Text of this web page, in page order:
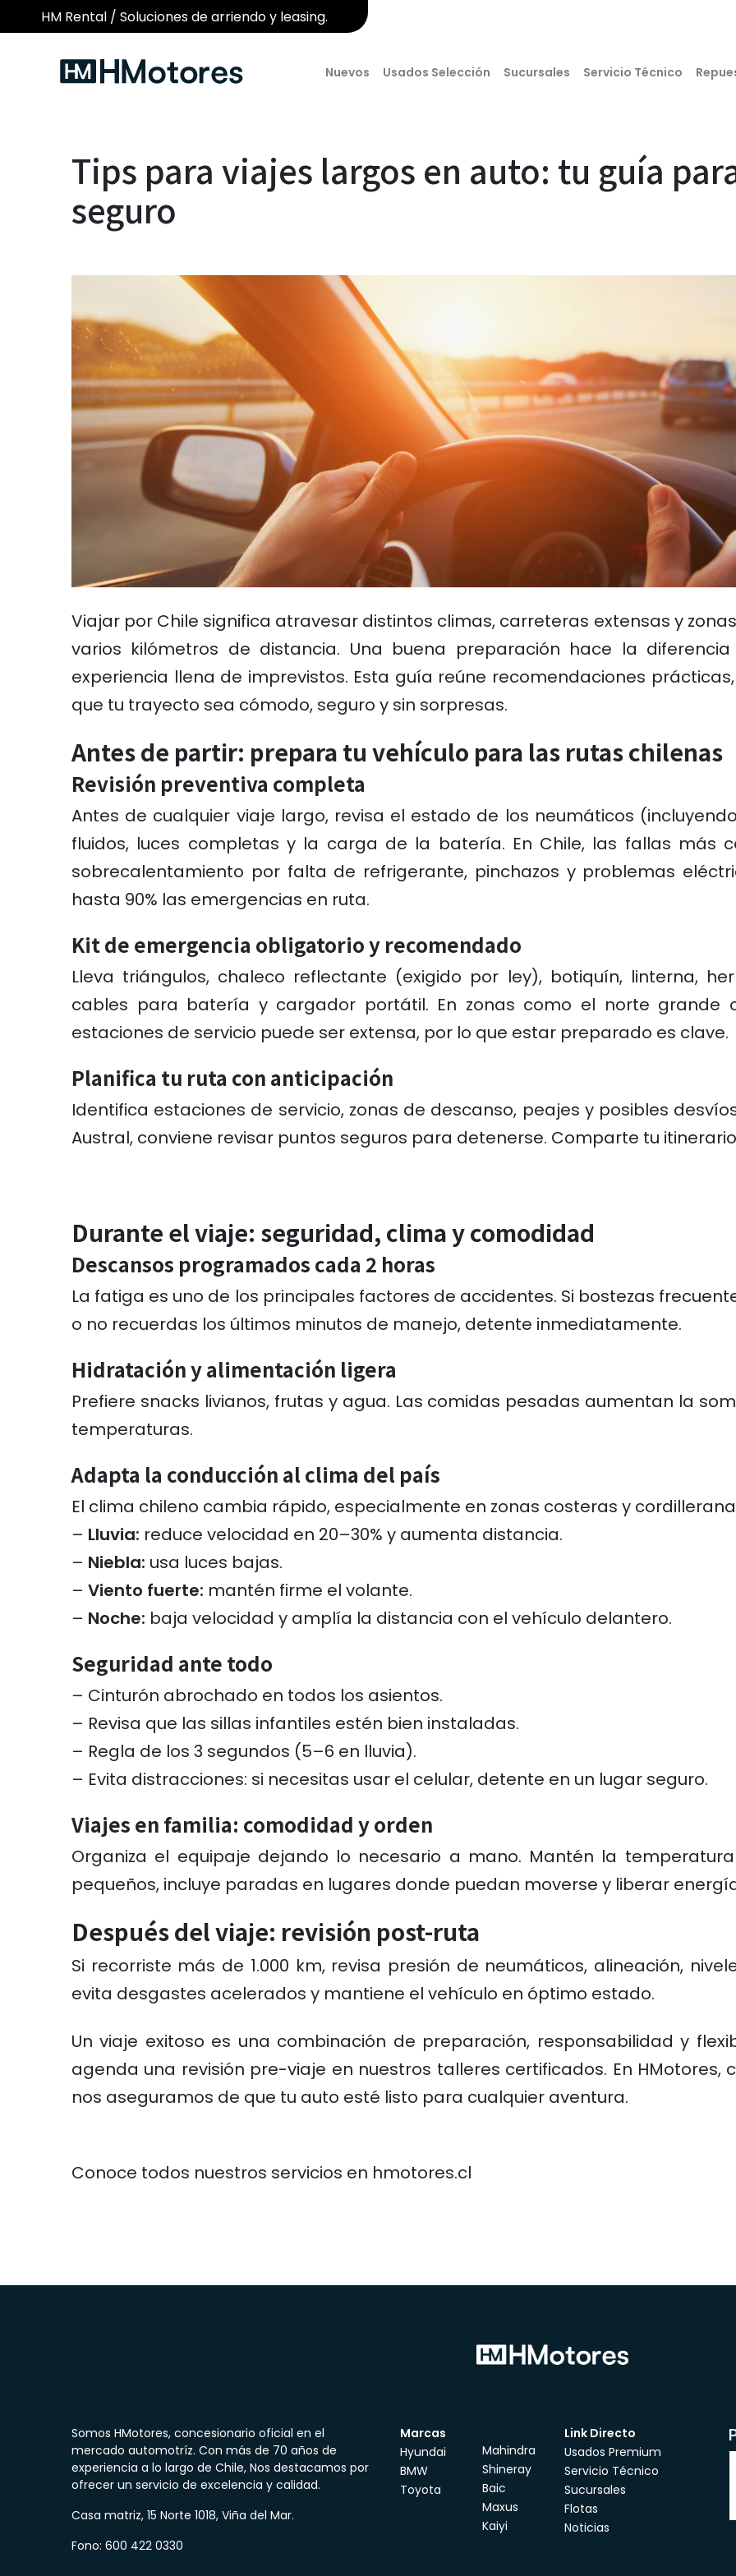
HM Rental / Soluciones de arriendo y leasing.
Nuevos Usados Selección Sucursales Servicio Técnico
Tips para viajes largos en auto: tu guía
seguro
Viajar por Chile significa atravesar distintos climas, carreteras extensas y
varios kilómetros de distancia. Una buena preparación hace la
experiencia llena de imprevistos. Esta guía reúne recomendaciones
que tu trayecto sea cómodo, seguro y sin sorpresas.
Antes de partir: prepara tu vehículo para las rutas chilenas
Revisión preventiva completa
Antes de cualquier viaje largo, revisa el estado de los neumáticos
fluidos, luces completas y la carga de la batería. En Chile, las fallas más
sobrecalentamiento por falta de refrigerante, pinchazos y problemas
hasta 90% las emergencias en ruta.
Kit de emergencia obligatorio y recomendado
Lleva triángulos, chaleco reflectante (exigido por ley), botiquín, linterna,
cables para batería y cargador portátil. En zonas como el norte grande
estaciones de servicio puede ser extensa, por lo que estar preparado es clave.
Planifica tu ruta con anticipación
Identifica estaciones de servicio, zonas de descanso, peajes y posibles
Austral, conviene revisar puntos seguros para detenerse. Comparte tu
Durante el viaje: seguridad, clima y comodidad
Descansos programados cada 2 horas
La fatiga es uno de los principales factores de accidentes. Si bostezas
o no recuerdas los últimos minutos de manejo, detente inmediatamente.
Hidratación y alimentación ligera
Prefiere snacks livianos, frutas y agua. Las comidas pesadas aumentan la
temperaturas.
Adapta la conducción al clima del país
El clima chileno cambia rápido, especialmente en zonas costeras y
– Lluvia: reduce velocidad en 20–30% y aumenta distancia.
– Niebla: usa luces bajas.
– Viento fuerte: mantén firme el volante.
– Noche: baja velocidad y amplía la distancia con el vehículo delantero.
Seguridad ante todo
– Cinturón abrochado en todos los asientos.
– Revisa que las sillas infantiles estén bien instaladas.
– Regla de los 3 segundos (5–6 en lluvia).
– Evita distracciones: si necesitas usar el celular, detente en un lugar seguro.
Viajes en familia: comodidad y orden
Organiza el equipaje dejando lo necesario a mano. Mantén la temperatura
pequeños, incluye paradas en lugares donde puedan moverse y liberar
Después del viaje: revisión post-ruta
Si recorriste más de 1.000 km, revisa presión de neumáticos, alineación,
evita desgastes acelerados y mantiene el vehículo en óptimo estado.
Un viaje exitoso es una combinación de preparación, responsabilidad y
agenda una revisión pre-viaje en nuestros talleres certificados. En HMotores,
nos aseguramos de que tu auto esté listo para cualquier aventura.
Conoce todos nuestros servicios en hmotores.cl
Somos HMotores, concesionario oficial en el
mercado automotríz. Con más de 70 años de
experiencia a lo largo de Chile, Nos destacamos por
ofrecer un servicio de excelencia y calidad.
Casa matriz, 15 Norte 1018, Viña del Mar.
Fono: 600 422 0330
Marcas
Hyundai
BMW
Toyota
Mahindra
Shineray
Baic
Maxus
Kaiyi
Link Directo
Usados Premium
Servicio Técnico
Sucursales
Flotas
Noticias